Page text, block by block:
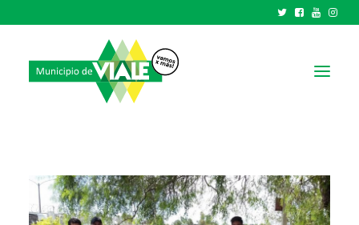
GOBIERNO
HCD